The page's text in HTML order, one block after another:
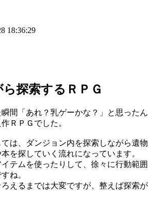
18:36:29
探索するＲＰＧ
間「あれ？乳ゲーかな？」と思ったん
ＲＰＧでした。
は、ダンジョン内を探索しながら遺物
を探していく流れになっています。
テムを使ったりして、徐々に行動範囲
ね。
えるまでは大変ですが、整えば探索が